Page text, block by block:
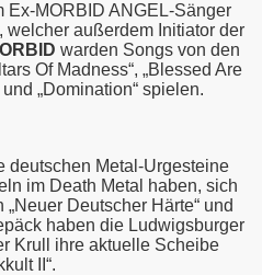
Ex-MORBID ANGEL-Sänger
welcher außerdem Initiator der
warden Songs von den
Of Madness“, „Blessed Are
„Domination“ spielen.
deutschen Metal-Urgesteine
im Death Metal haben, sich
Deutscher Härte“ und
haben die Ludwigsburger
Krull ihre aktuelle Scheibe
II“.